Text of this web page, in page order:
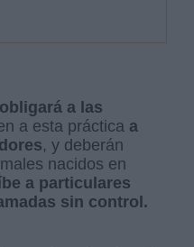
obligará a las
a esta práctica a
, y deberán
nacidos en
a particulares
sin control.